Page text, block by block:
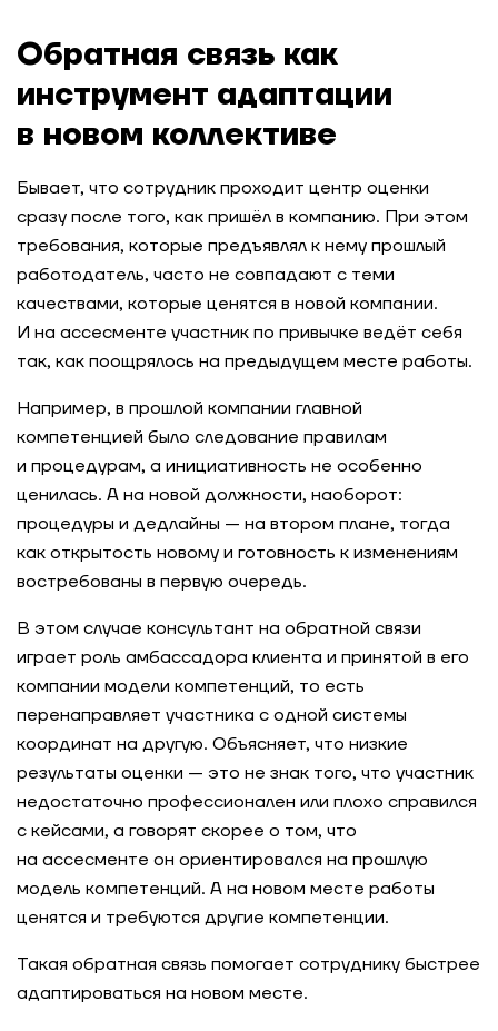
Обратная связь как
инструмент адаптации
в новом коллективе
Бывает, что сотрудник проходит центр оценки
сразу после того, как пришёл в компанию. При этом
требования, которые предъявлял к нему прошлый
работодатель, часто не совпадают с теми
качествами, которые ценятся в новой компании.
И на ассесменте участник по привычке ведёт себя
так, как поощрялось на предыдущем месте работы.
Например, в прошлой компании главной
компетенцией было следование правилам
и процедурам, а инициативность не особенно
ценилась. А на новой должности, наоборот:
процедуры и дедлайны — на втором плане, тогда
как открытость новому и готовность к изменениям
востребованы в первую очередь.
В этом случае консультант на обратной связи
играет роль амбассадора клиента и принятой в его
компании модели компетенций, то есть
перенаправляет участника с одной системы
координат на другую. Объясняет, что низкие
результаты оценки — это не знак того, что участник
недостаточно профессионален или плохо справился
с кейсами, а говорят скорее о том, что
на ассесменте он ориентировался на прошлую
модель компетенций. А на новом месте работы
ценятся и требуются другие компетенции.
Такая обратная связь помогает сотруднику быстрее
адаптироваться на новом месте.